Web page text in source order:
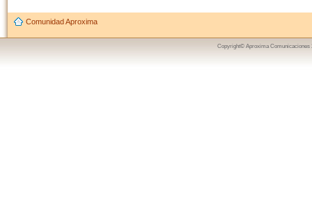
Comunidad Aproxima
Copyright© Aproxima Comunicaciones